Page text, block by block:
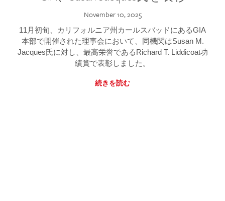
November 10, 2025
11月初旬、カリフォルニア州カールスバッドにあるGIA
本部で開催された理事会において、同機関はSusan M.
Jacques氏に対し、最高栄誉であるRichard T. Liddicoat功
績賞で表彰しました。
続きを読む